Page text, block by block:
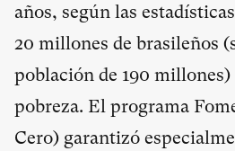
años, según las
20 millones de brasileños
población de 190
pobreza. El programa
Cero) garantizó